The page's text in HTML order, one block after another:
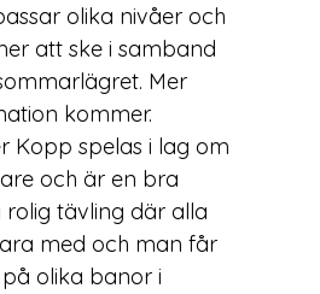
olika nivåer och
att ske i samband
Mer
kommer.
Kopp spelas i lag om
och är en bra
rolig tävling där alla
med och man får
olika banor i